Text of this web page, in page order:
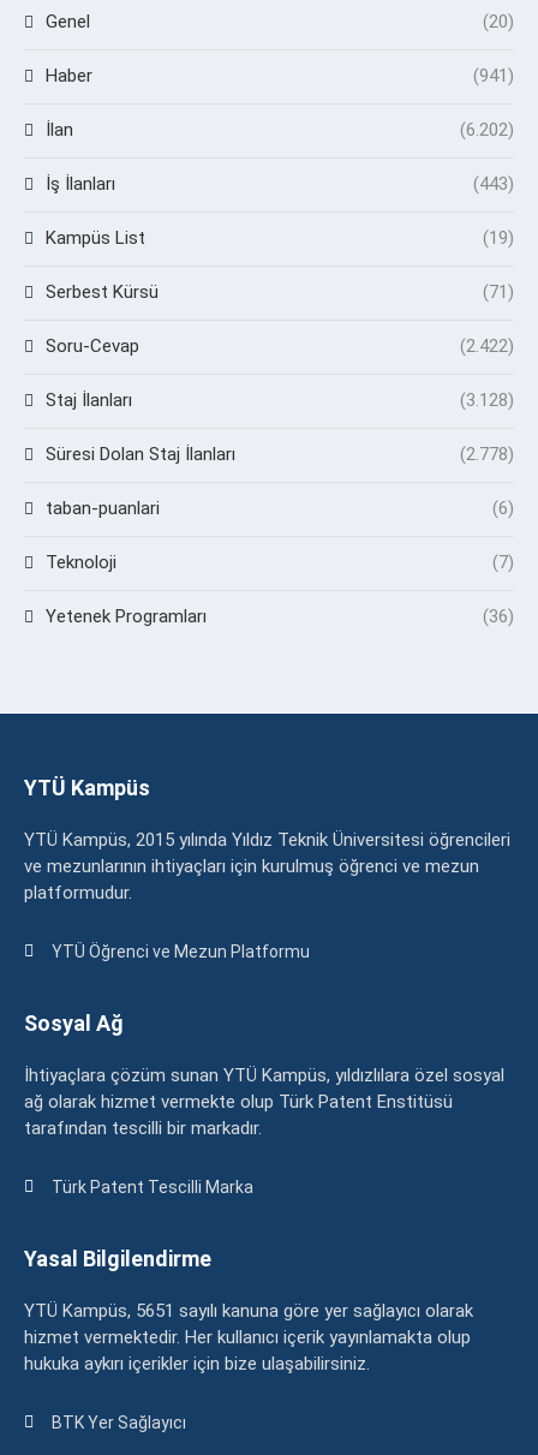
Genel (20)
Haber (941)
İlan (6.202)
İş İlanları (443)
Kampüs List (19)
Serbest Kürsü (71)
Soru-Cevap (2.422)
Staj İlanları (3.128)
Süresi Dolan Staj İlanları (2.778)
taban-puanlari (6)
Teknoloji (7)
Yetenek Programları (36)
YTÜ Kampüs
YTÜ Kampüs, 2015 yılında Yıldız Teknik Üniversitesi öğrencileri
ve mezunlarının ihtiyaçları için kurulmuş öğrenci ve mezun
platformudur.
YTÜ Öğrenci ve Mezun Platformu
Sosyal Ağ
İhtiyaçlara çözüm sunan YTÜ Kampüs, yıldızlılara özel sosyal
ağ olarak hizmet vermekte olup Türk Patent Enstitüsü
tarafından tescilli bir markadır.
Türk Patent Tescilli Marka
Yasal Bilgilendirme
YTÜ Kampüs, 5651 sayılı kanuna göre yer sağlayıcı olarak
hizmet vermektedir. Her kullanıcı içerik yayınlamakta olup
hukuka aykırı içerikler için bize ulaşabilirsiniz.
BTK Yer Sağlayıcı